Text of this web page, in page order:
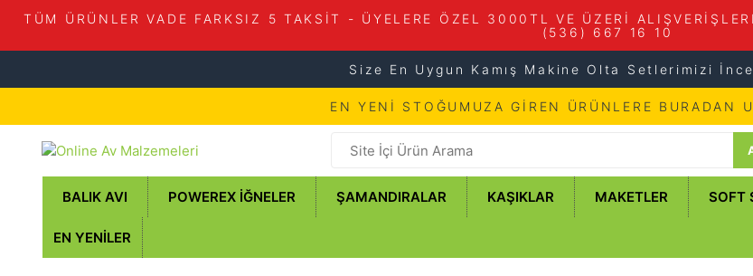
TÜM ÜRÜNLER VADE FARKSIZ 5 TAKSİT - ÜYELERE ÖZEL 3000TL VE ÜZERİ
(536) 667 16 10
Size En Uygun Kamış Makine Olta Setlerimizi
EN YENİ STOĞUMUZA GİREN ÜRÜNLERE BURADAN
BALIK AVI POWEREX İĞNELER ŞAMANDIRALAR KAŞIKLAR MAKETLER SOFT
EN YENILER